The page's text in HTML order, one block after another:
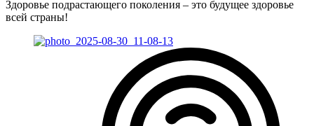
Здоровье подрастающего поколения – это будущее здоровье
всей страны!